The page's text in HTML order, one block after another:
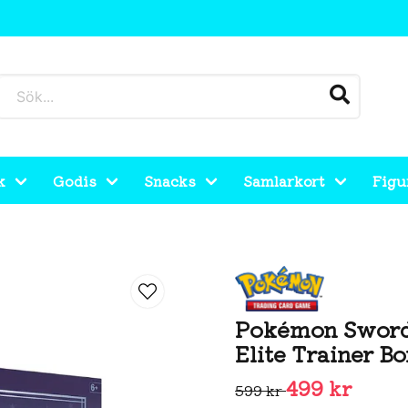
Godis Snacks Samlarkort
Elite Trainer Box
Pokémon
Elite Trainer
599 kr499 kr